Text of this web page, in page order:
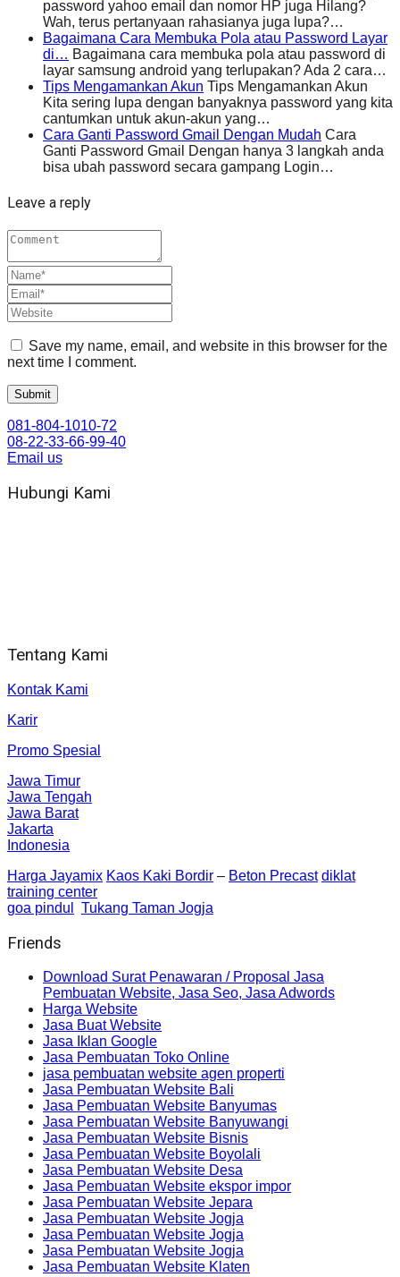
password yahoo email dan nomor HP juga Hilang?
Wah, terus pertanyaan rahasianya juga lupa?…
Bagaimana Cara Membuka Pola atau Password Layar
di… Bagaimana cara membuka pola atau password di
layar samsung android yang terlupakan? Ada 2 cara…
Tips Mengamankan Akun Tips Mengamankan Akun
Kita sering lupa dengan banyaknya password yang kita
cantumkan untuk akun-akun yang…
Cara Ganti Password Gmail Dengan Mudah Cara
Ganti Password Gmail Dengan hanya 3 langkah anda
bisa ubah password secara gampang Login…
Leave a reply
Save my name, email, and website in this browser for the
next time I comment.
081-804-1010-72
08-22-33-66-99-40
Email us
Hubungi Kami
Tentang Kami
Kontak Kami
Karir
Promo Spesial
Jawa Timur
Jawa Tengah
Jawa Barat
Jakarta
Indonesia
Harga Jayamix Kaos Kaki Bordir – Beton Precast diklat
training center
goa pindul
Tukang Taman Jogja
Friends
Download Surat Penawaran / Proposal Jasa
Pembuatan Website, Jasa Seo, Jasa Adwords
Harga Website
Jasa Buat Website
Jasa Iklan Google
Jasa Pembuatan Toko Online
jasa pembuatan website agen properti
Jasa Pembuatan Website Bali
Jasa Pembuatan Website Banyumas
Jasa Pembuatan Website Banyuwangi
Jasa Pembuatan Website Bisnis
Jasa Pembuatan Website Boyolali
Jasa Pembuatan Website Desa
Jasa Pembuatan Website ekspor impor
Jasa Pembuatan Website Jepara
Jasa Pembuatan Website Jogja
Jasa Pembuatan Website Jogja
Jasa Pembuatan Website Jogja
Jasa Pembuatan Website Klaten